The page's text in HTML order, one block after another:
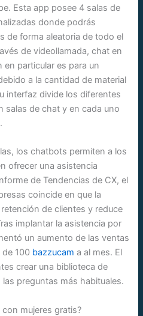
Esta app posee 4 salas de
donde podrás
de forma aleatoria de todo el
de videollamada, chat en
particular es para un
a la cantidad de material
interfaz divide los diferentes
salas de chat y en cada uno
los chatbots permiten a los
ofrecer una asistencia
de Tendencias de CX, el
coincide en que la
de clientes y reduce
implantar la asistencia por
un aumento de las ventas
100 bazzucam a al mes. El
crear una biblioteca de
preguntas más habituales.
mujeres gratis?